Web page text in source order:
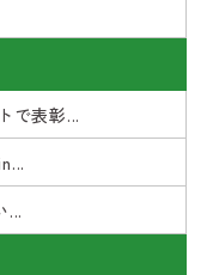
で表彰...
...